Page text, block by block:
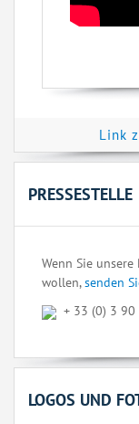
Link
PRESSESTELLE
Wenn Sie
wollen,senden
+ 33 (0) 3
LOGOS UND